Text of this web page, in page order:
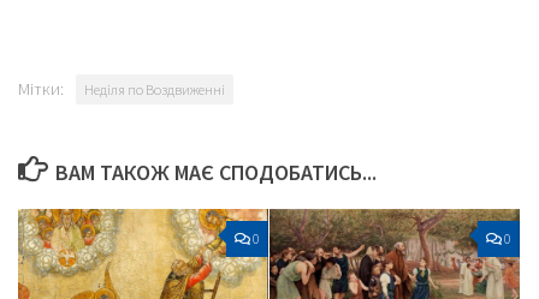
Мітки: Неділя по Воздвиженні
ВАМ ТАКОЖ МАЄ СПОДОБАТИСЬ...
0 0